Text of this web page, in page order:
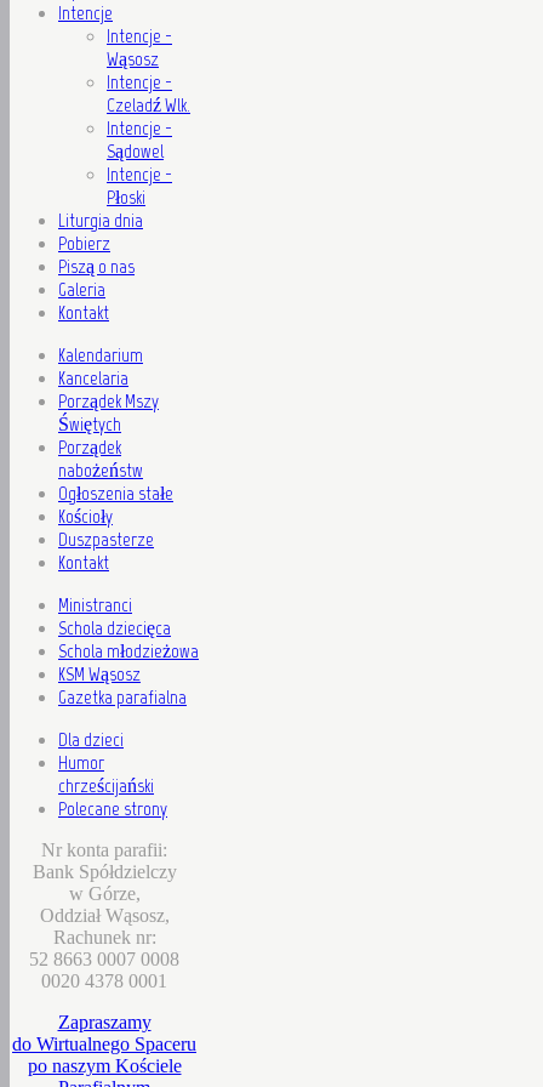
Intencje
Intencje -
Wąsosz
Intencje -
Czeladź Wlk.
Intencje -
Sądowel
Intencje -
Płoski
Liturgia dnia
Pobierz
Piszą o nas
Galeria
Kontakt
Kalendarium
Kancelaria
Porządek Mszy
Świętych
Porządek
nabożeństw
Ogłoszenia stałe
Kościoły
Duszpasterze
Kontakt
Ministranci
Schola dziecięca
Schola młodzieżowa
KSM Wąsosz
Gazetka parafialna
Dla dzieci
Humor
chrześcijański
Polecane strony
Nr konta parafii:
Bank Spółdzielczy
w Górze,
Oddział Wąsosz,
Rachunek nr:
52 8663 0007 0008
0020 4378 0001
Zapraszamy
do Wirtualnego Spaceru
po naszym Kościele